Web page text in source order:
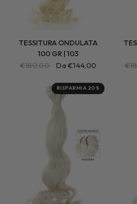
TESSITURA ONDULATA
100 GR | 103
€180,00 Da €144,00
RISPARMIA 20%